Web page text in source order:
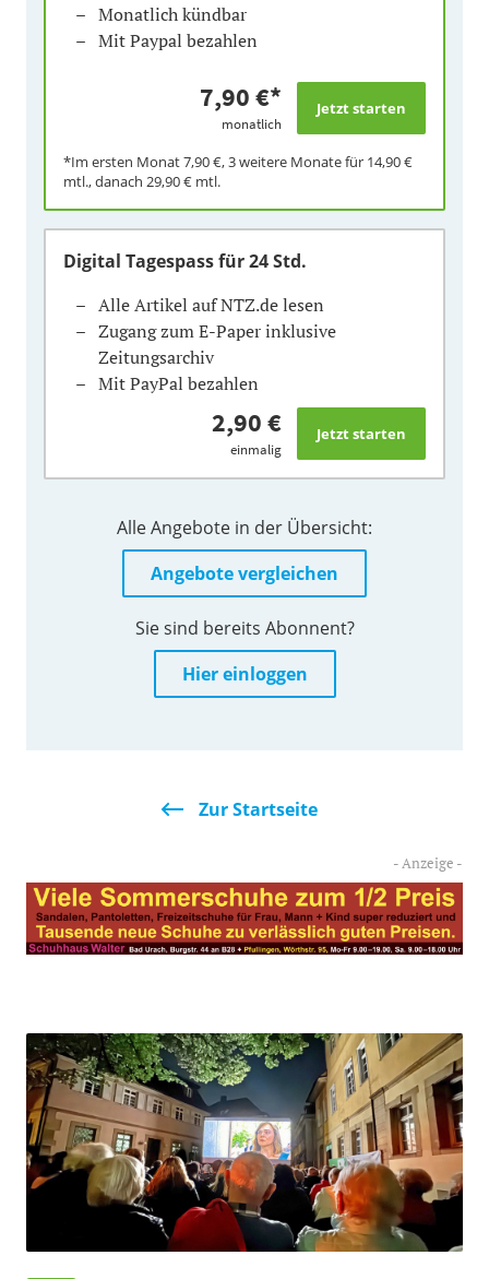
Monatlich kündbar
Mit Paypal bezahlen
7,90 €*
monatlich
*Im ersten Monat7,90 €, 3 weitere Monate für 14,90 €
mtl., danach 29,90 € mtl.
Digital Tagespassfür 24 Std.
Alle Artikel auf NTZ.de lesen
Zugang zum E-Paper inklusive
Zeitungsarchiv
Mit PayPal bezahlen
2,90 €
einmalig
Alle Angebote in der Übersicht:
Angebote vergleichen
Sie sind bereits Abonnent?
Hier einloggen
Zur Startseite